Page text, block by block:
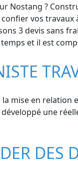
Nostang ?
vos travaux
3 devis sans
et il est
mise en
une
DES